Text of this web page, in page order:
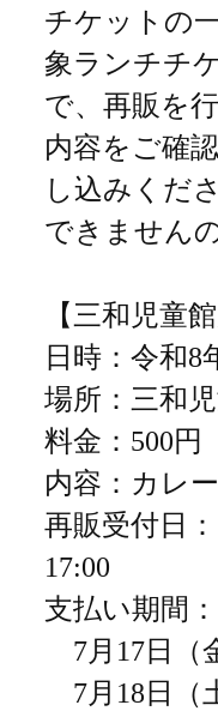
チケットの
象ランチチ
で、再販を
内容をご確
し込みくだ
できません
【三和児童
日時：令和8
場所：三和
料金：500円
内容：カレ
再販受付日
17:00
支払い期間：
7月17日（
7月18日（